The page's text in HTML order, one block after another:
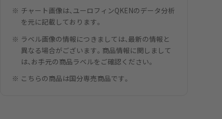
チャート画像は、ユーロフィンQKENのデータ分析
を元に記載しております。
ラベル画像の情報につきましては、最新の情報と
異なる場合がございます。商品情報に関しまして
は、お手元の商品ラベルをご確認ください。
こちらの商品は国分専売商品です。